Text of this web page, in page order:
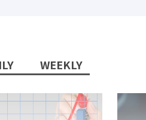
WEEKLY